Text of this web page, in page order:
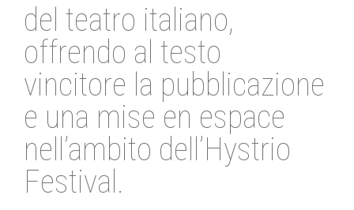
del teatro italiano,
offrendo al testo
vincitore la pubblicazione
e una mise en espace
nell’ambito dell’Hystrio
Festival.